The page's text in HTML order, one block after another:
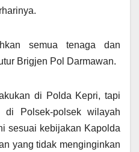
semua tenaga dan
Brigjen Pol Darmawan.
di Polda Kepri, tapi
di Polsek-polsek wilayah
sesuai kebijakan Kapolda
yang tidak menginginkan